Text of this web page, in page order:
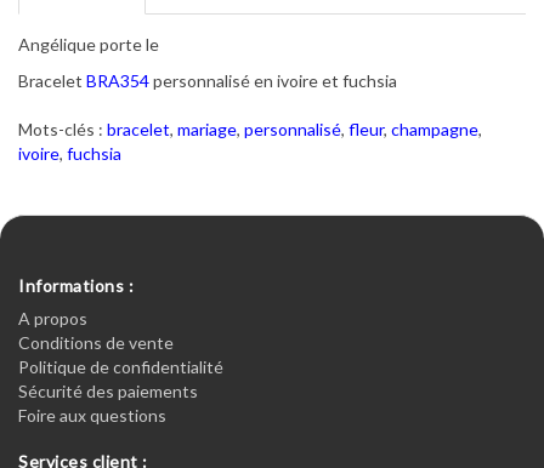
Angélique porte le
Bracelet BRA354personnalisé en ivoire et fuchsia
Mots-clés : bracelet, mariage, personnalisé, fleur, champagne,
ivoire, fuchsia
Informations :
A propos
Conditions de vente
Politique de confidentialité
Sécurité des paiements
Foire aux questions
Services client :